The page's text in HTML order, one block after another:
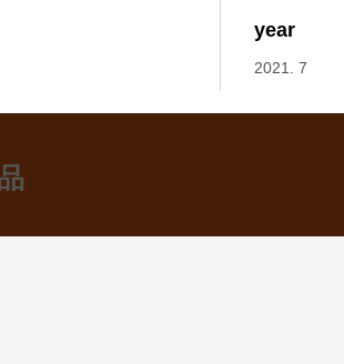
year
2021. 7